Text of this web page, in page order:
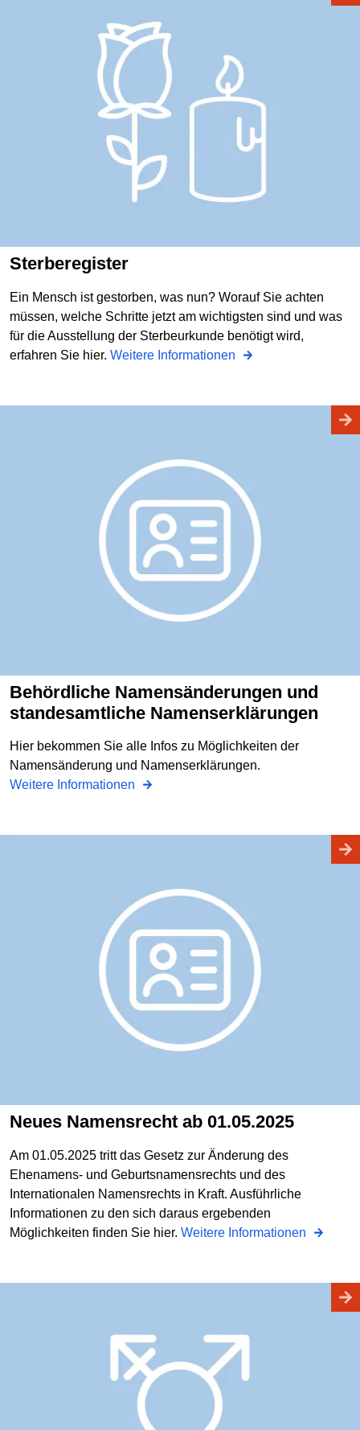
Sterberegister
Ein Mensch ist gestorben, was nun? Worauf Sie achten
müssen, welche Schritte jetzt am wichtigsten sind und was
für die Ausstellung der Sterbeurkunde benötigt wird,
erfahren Sie hier. Weitere Informationen
Behördliche Namensänderungen und
standesamtliche Namenserklärungen
Hier bekommen Sie alle Infos zu Möglichkeiten der
Namensänderung und Namenserklärungen.
Weitere Informationen
Neues Namensrecht ab 01.05.2025
Am 01.05.2025 tritt das Gesetz zur Änderung des
Ehenamens- und Geburtsnamensrechts und des
Internationalen Namensrechts in Kraft. Ausführliche
Informationen zu den sich daraus ergebenden
Möglichkeiten finden Sie hier. Weitere Informationen